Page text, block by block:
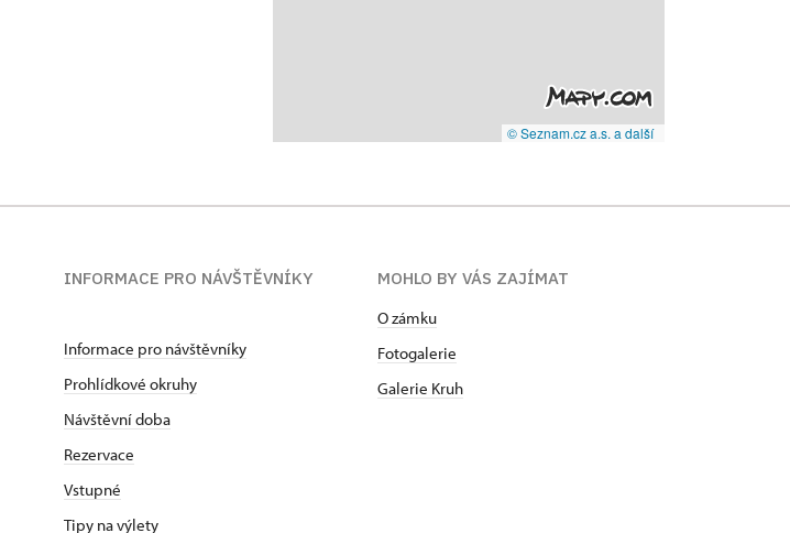
© Seznam.cz a.s. a další
INFORMACE PRO NÁVŠTĚVNÍKY
Informace pro návštěvníky
Prohlídkové okruhy
Návštěvní doba
Rezervace
Vstupné
Tipy na výlety
MOHLO BY VÁS ZAJÍMAT
O zámku
Fotogalerie
Galerie Kruh